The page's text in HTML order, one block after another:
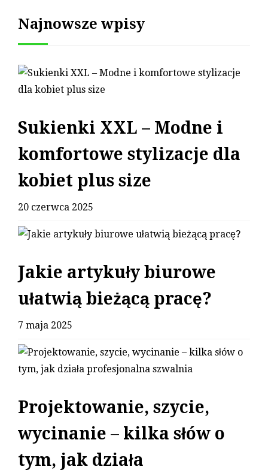
Najnowsze wpisy
Sukienki XXL – Modne i
komfortowe stylizacje dla
kobiet plus size
20 czerwca 2025
Jakie artykuły biurowe
ułatwią bieżącą pracę?
7 maja 2025
Projektowanie, szycie,
wycinanie – kilka słów o
tym, jak działa